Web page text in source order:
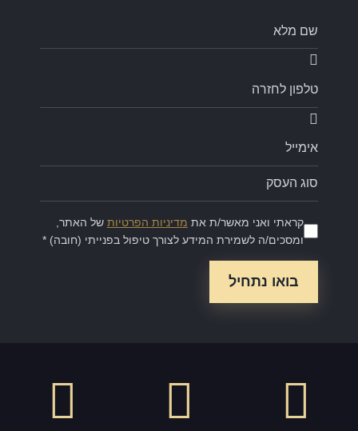
קראתי ואני מאשר/ת אתמדיניות הפרטיותשל האתר,
ומסכים/ה לשמירת המידע לצורך טיפול בפנייתי (חובה) *